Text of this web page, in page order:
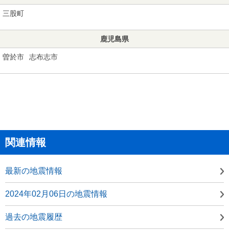
三股町
鹿児島県
曽於市 志布志市
関連情報
最新の地震情報
2024年02月06日の地震情報
過去の地震履歴